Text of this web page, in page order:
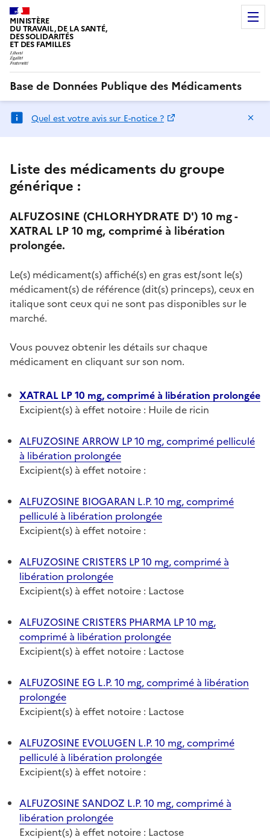
MINISTÈRE
DU TRAVAIL, DE LA SANTÉ,
DES SOLIDARITÉS
ET DES FAMILLES
Base de Données Publique des Médicaments
Quel est votre avis sur E-notice ?
Liste des médicaments du groupe
générique :
ALFUZOSINE (CHLORHYDRATE D') 10 mg -
XATRAL LP 10 mg, comprimé à libération
prolongée.
Le(s) médicament(s) affiché(s) en gras est/sont le(s)
médicament(s) de référence (dit(s) princeps), ceux en
italique sont ceux qui ne sont pas disponibles sur le
marché.
Vous pouvez obtenir les détails sur chaque
médicament en cliquant sur son nom.
XATRAL LP 10 mg, comprimé à libération prolongée
Excipient(s) à effet notoire : Huile de ricin
ALFUZOSINE ARROW LP 10 mg, comprimé pelliculé
à libération prolongée
Excipient(s) à effet notoire :
ALFUZOSINE BIOGARAN L.P. 10 mg, comprimé
pelliculé à libération prolongée
Excipient(s) à effet notoire :
ALFUZOSINE CRISTERS LP 10 mg, comprimé à
libération prolongée
Excipient(s) à effet notoire : Lactose
ALFUZOSINE CRISTERS PHARMA LP 10 mg,
comprimé à libération prolongée
Excipient(s) à effet notoire : Lactose
ALFUZOSINE EG L.P. 10 mg, comprimé à libération
prolongée
Excipient(s) à effet notoire : Lactose
ALFUZOSINE EVOLUGEN L.P. 10 mg, comprimé
pelliculé à libération prolongée
Excipient(s) à effet notoire :
ALFUZOSINE SANDOZ L.P. 10 mg, comprimé à
libération prolongée
Excipient(s) à effet notoire : Lactose